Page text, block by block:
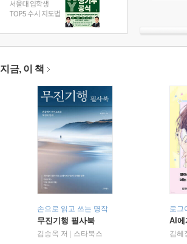
지금, 이 책
손으로 읽고 쓰는 명작
무진기행 필사북
김승옥 저
스타북스
로그
AI에
김혜